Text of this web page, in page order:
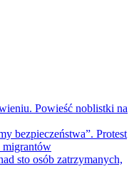
Powieść noblistki na
bezpieczeństwa”. Protest
migrantów
sto osób zatrzymanych,